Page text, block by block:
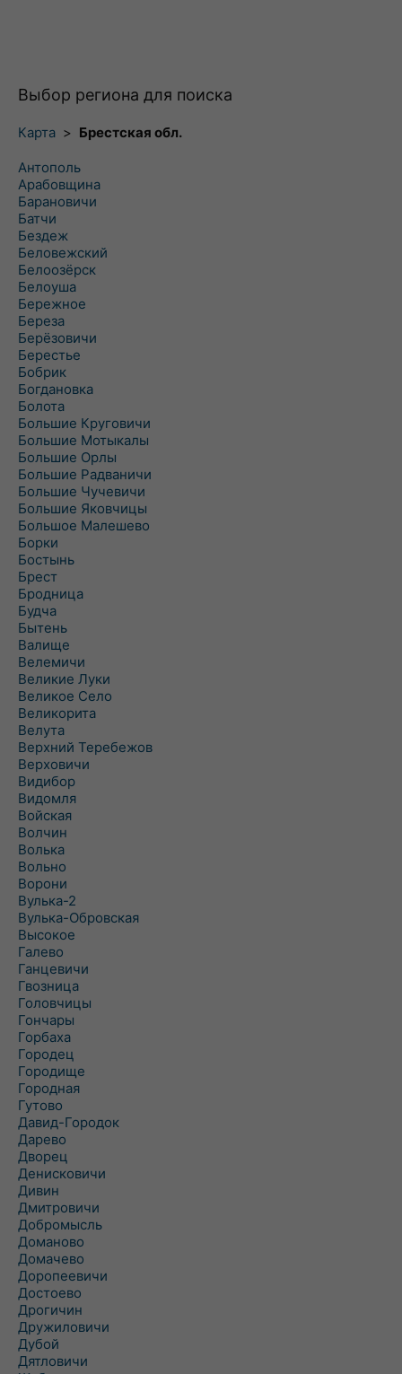
Выбор региона для поиска
Карта > Брестская обл.
Антополь
Арабовщина
Барановичи
Батчи
Бездеж
Беловежский
Белоозёрск
Белоуша
Бережное
Береза
Берёзовичи
Берестье
Бобрик
Богдановка
Болота
Большие Круговичи
Большие Мотыкалы
Большие Орлы
Большие Радваничи
Большие Чучевичи
Большие Яковчицы
Большое Малешево
Борки
Бостынь
Брест
Бродница
Будча
Бытень
Валище
Велемичи
Великие Луки
Великое Село
Великорита
Велута
Верхний Теребежов
Верховичи
Видибор
Видомля
Войская
Волчин
Волька
Вольно
Ворони
Вулька-2
Вулька-Обровская
Высокое
Галево
Ганцевичи
Гвозница
Головчицы
Гончары
Горбаха
Городец
Городище
Городная
Гутово
Давид-Городок
Дарево
Дворец
Денисковичи
Дивин
Дмитровичи
Добромысль
Доманово
Домачево
Доропеевичи
Достоево
Дрогичин
Дружиловичи
Дубой
Дятловичи